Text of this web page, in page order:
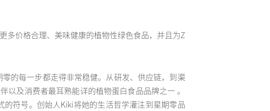
多价格合理、美味健康的植物性绿色食品，并且为Z
的每一步都走得非常稳健。从研发、供应链，到渠
及消费者最耳熟能详的植物蛋白食品品牌之一 。
符号。创始人Kiki将她的生活哲学灌注到星期零品